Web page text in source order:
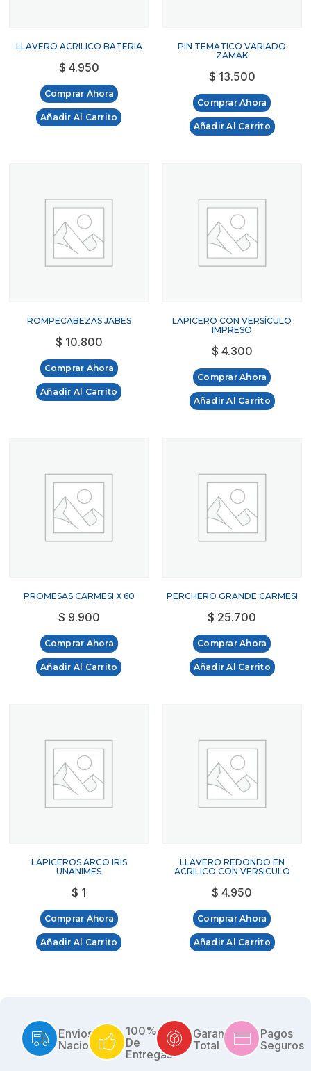
LLAVERO ACRILICO BATERIA
$ 4.950
Comprar Ahora
Añadir Al Carrito
PIN TEMATICO VARIADO
ZAMAK
$ 13.500
Comprar Ahora
Añadir Al Carrito
ROMPECABEZAS JABES
$ 10.800
Comprar Ahora
Añadir Al Carrito
LAPICERO CON VERSÍCULO
IMPRESO
$ 4.300
Comprar Ahora
Añadir Al Carrito
PROMESAS CARMESI X 60
$ 9.900
Comprar Ahora
Añadir Al Carrito
PERCHERO GRANDE CARMESI
$ 25.700
Comprar Ahora
Añadir Al Carrito
LAPICEROS ARCO IRIS
UNANIMES
$ 1
Comprar Ahora
Añadir Al Carrito
LLAVERO REDONDO EN
ACRILICO CON VERSICULO
$ 4.950
Comprar Ahora
Añadir Al Carrito
Envios
Nacionales
100%
De
Entregas
Garantía
Total
Pagos
Seguros